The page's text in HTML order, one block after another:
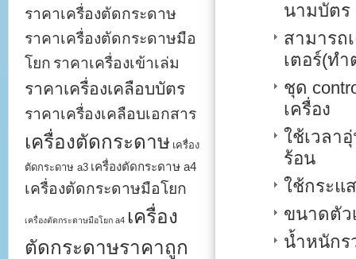
นามบัตร
สามารถ
เตอร์(ทำ
ชุด
เครื่อง
ใช้เวลา
ร้อน
ใช้กระแ
ขนาดตัว
น้ำหนักร
ราคาเครื่องตัดกระดาษ
ราคาเครื่องตัดกระดาษมือ
โยก ราคาเครื่องเข้าเล่ม
ราคาเครื่องเคลือบบัตร
ราคาเครื่องเคลือบเอกสาร
เครื่องตัดกระดาษ เครื่อง
ตัดกระดาษ a3 เครื่องตัดกระดาษ a4
เครื่องตัดกระดาษมือโยก
เครื่องตัดกระดาษมือโยก a4 เครื่อง
ตัดกระดาษราคาถูก